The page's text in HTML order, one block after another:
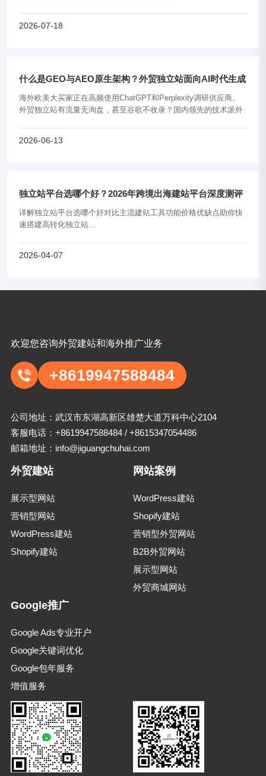
2026-07-18
什么是GEO与AEO原生架构？外贸独立站面向AI时代生成
式搜索优化指南
海外欧美大买家正在高频使用ChatGPT和Perplexity调研供应商。
外贸独立站有流量无询盘，甚至谷歌不收录？国内领先的技术派外
2026-06-13
独立站平台选哪个好？2026年跨境出海建站平台深度测评
与选择指南
详解独立站平台选哪个好对比主流建站工具功能价格优缺点助你快
速搭建高转化独立站...
2026-04-07
欢迎您咨询外贸建站和海外推广业务
+8619947588484
公司地址：武汉市东湖高新区雄楚大道万科中心2104
客服电话： +8619947588484/ +8615347054486
邮箱地址： info@jiguangchuhai.com
外贸建站
展示型网站
营销型网站
WordPress建站
Shopify建站
网站案例
WordPress建站
Shopify建站
营销型外贸网站
B2B外贸网站
展示型网站
外贸商城网站
Google推广
Google Ads专业开户
Google关键词优化
Google包年服务
增值服务